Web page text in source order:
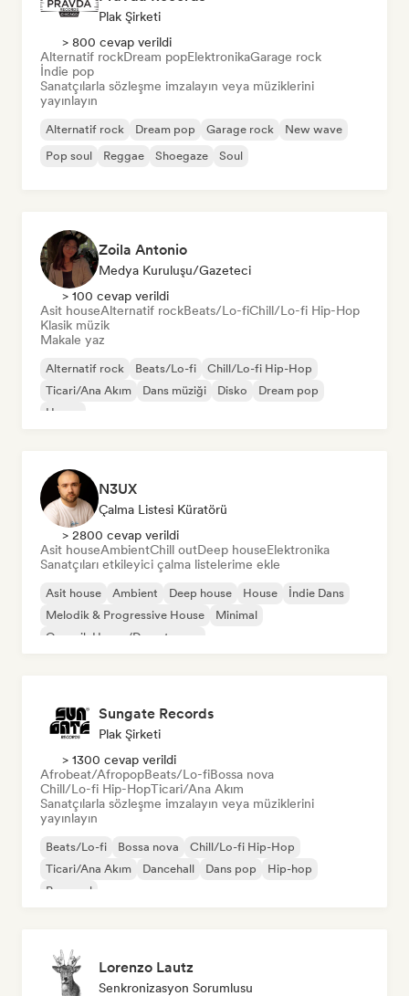
Plak Şirketi
> 800 cevap verildi
Alternatif rockDream popElektronikaGarage rock
İndie pop
Sanatçılarla sözleşme imzalayın veya müziklerini
yayınlayın
Alternatif rock Dream pop Garage rock
New wave
Pop soul
Reggae Shoegaze Soul
Zoila Antonio
Medya Kuruluşu/Gazeteci
> 100 cevap verildi
Asit houseAlternatif rockBeats/Lo-fiChill/Lo-fi Hip-Hop
Klasik müzik
Makale yaz
Alternatif rock Beats/Lo-fi
Chill/Lo-fi Hip-Hop
Ticari/Ana Akım
Dans müziği Disko
Dream pop
House
N3UX
Çalma Listesi Küratörü
> 2800 cevap verildi
Asit houseAmbientChill outDeep houseElektronika
Sanatçıları etkileyici çalma listelerime ekle
Asit house Ambient Deep house House
İndie Dans
Melodik & Progressive House
Minimal
Organik House/Downtempo
Sungate Records
Plak Şirketi
> 1300 cevap verildi
Afrobeat/AfropopBeats/Lo-fiBossa nova
Chill/Lo-fi Hip-HopTicari/Ana Akım
Sanatçılarla sözleşme imzalayın veya müziklerini
yayınlayın
Beats/Lo-fi Bossa nova
Chill/Lo-fi Hip-Hop
Ticari/Ana Akım
Dancehall Dans pop
Hip-hop
Pop soul
Lorenzo Lautz
Senkronizasyon Sorumlusu